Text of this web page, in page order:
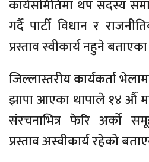
कार्यसमितिमा थप सदस्य
गर्दै पार्टी विधान र
प्रस्ताव स्वीकार्य नहुने
जिल्लास्तरीय कार्यकर्ता
झापा आएका थापाले १४ औँ
संरचनाभित्र फेरि अर्को
प्रस्ताव अस्वीकार्य रहेको